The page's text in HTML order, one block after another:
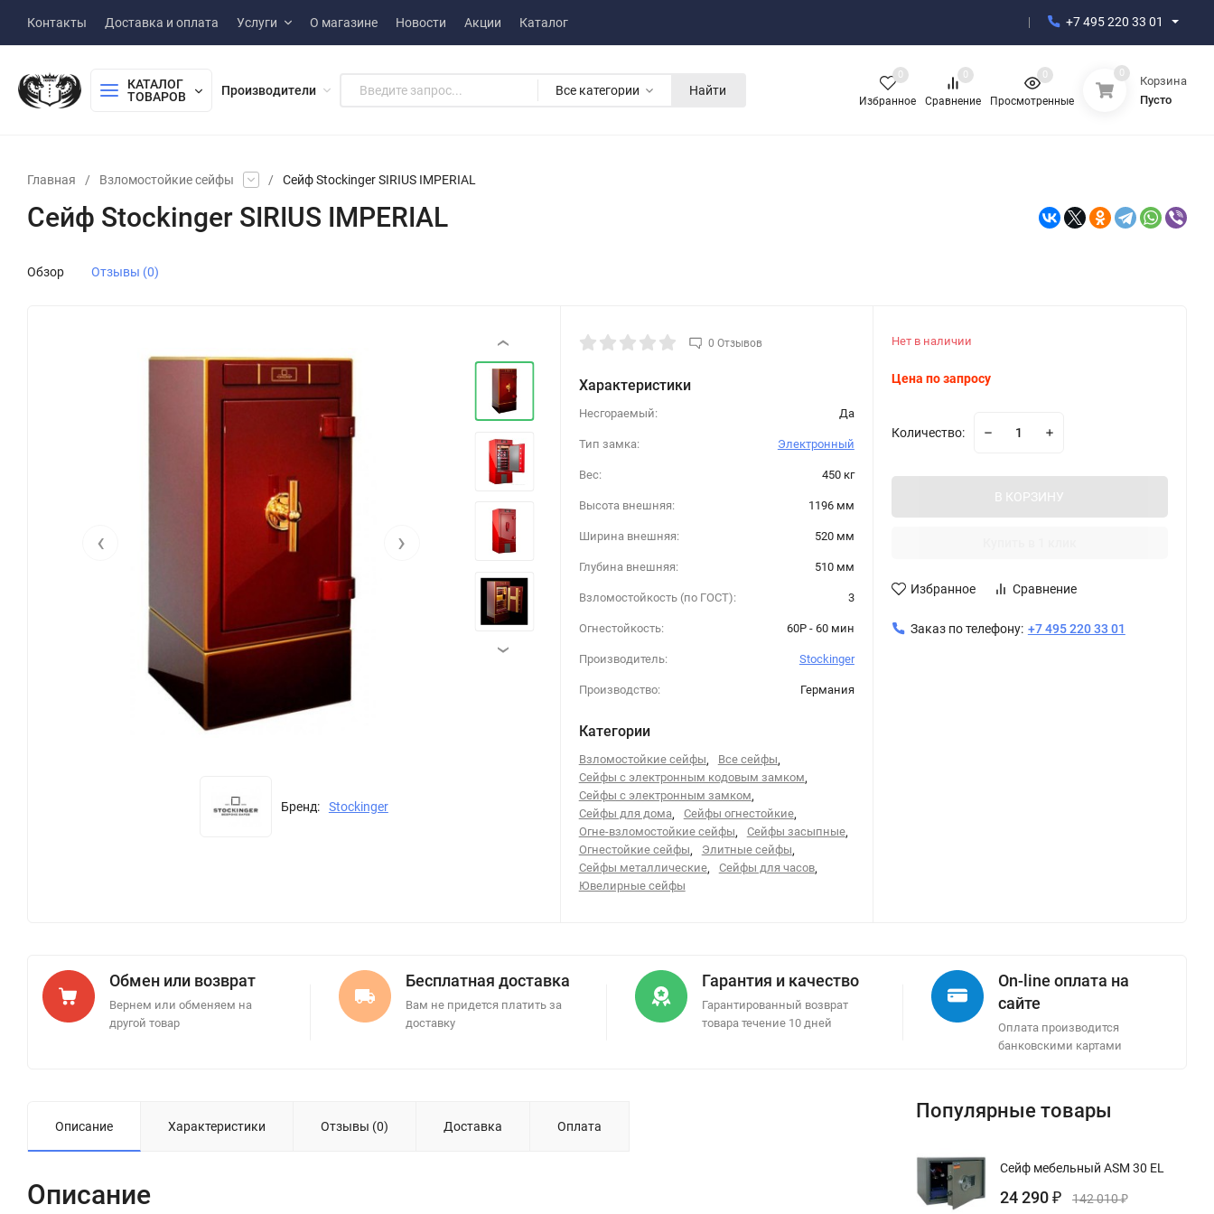
Контакты Доставка и оплата Услуги О магазине Новости Акции Каталог +7 495 220 33 01
КАТАЛОГ
ТОВАРОВ
Производители Все категории Найти
Избранное
0
Сравнение
0
Просмотренные
0 0
Корзина
Пусто
Главная / Взломостойкие сейфы / Сейф Stockinger SIRIUS IMPERIAL
Сейф Stockinger SIRIUS IMPERIAL
Обзор Отзывы (0)
‹ ›
‹
›
Бренд: Stockinger
0 Отзывов
Характеристики
Несгораемый: Да
Тип замка: Электронный
Вес: 450 кг
Высота внешняя: 1196 мм
Ширина внешняя: 520 мм
Глубина внешняя: 510 мм
Взломостойкость (по ГОСТ): 3
Огнестойкость: 60P - 60 мин
Производитель: Stockinger
Производство: Германия
Категории
Взломостойкие сейфы, Все сейфы,
Сейфы с электронным кодовым замком,
Сейфы с электронным замком,
Сейфы для дома, Сейфы огнестойкие,
Огне-взломостойкие сейфы, Сейфы засыпные,
Огнестойкие сейфы, Элитные сейфы,
Сейфы металлические, Сейфы для часов,
Ювелирные сейфы
Нет в наличии
Цена по запросу
Количество:
В КОРЗИНУ
Избранное Сравнение
Заказ по телефону: +7 495 220 33 01
Обмен или возврат
Вернем или обменяем на
другой товар
Бесплатная доставка
Вам не придется платить за
доставку
Гарантия и качество
Гарантированный возврат
товара течение 10 дней
On-line оплата на
сайте
Оплата производится
банковскими картами
Описание Характеристики Отзывы (0) Доставка Оплата
Описание
Популярные товары
Сейф мебельный ASM 30 EL
24 290 ₽ 142 010₽